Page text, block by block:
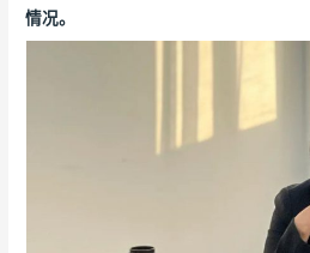
情况。